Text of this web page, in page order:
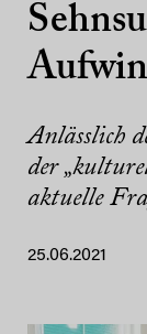
Anlässlich
der
aktuelle
25.06.2021